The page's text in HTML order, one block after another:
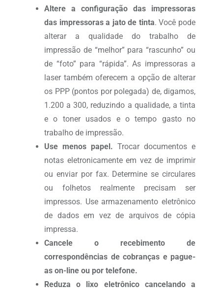
Altere a configuração das impressoras
das impressoras a jato de tinta. Você pode
alterar a qualidade do trabalho de
impressão de “melhor” para “rascunho” ou
de “foto” para “rápida”. As impressoras a
laser também oferecem a opção de alterar
os PPP (pontos por polegada) de, digamos,
1.200 a 300, reduzindo a qualidade, a tinta
e o toner usados e o tempo gasto no
trabalho de impressão.
Use menos papel. Trocar documentos e
notas eletronicamente em vez de imprimir
ou enviar por fax. Determine se circulares
ou folhetos realmente precisam ser
impressos. Use armazenamento eletrônico
de dados em vez de arquivos de cópia
impressa.
Cancele o recebimento de
correspondências de cobranças e pague-
as on-line ou por telefone.
Reduza o lixo eletrônico cancelando a